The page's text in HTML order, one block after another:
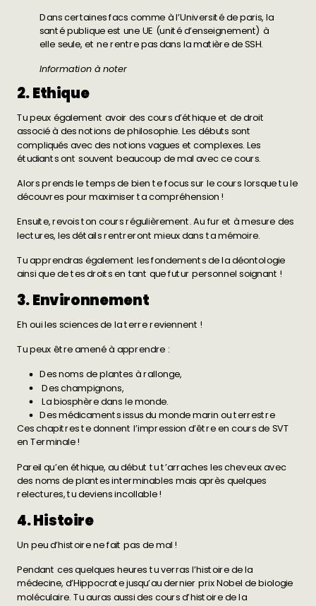
Dans certaines facs comme à l’Université de paris, la
santé publique est une UE (unité d’enseignement) à
elle seule, et ne rentre pas dans la matière de SSH.
Information à noter
2. Ethique
Tu peux également avoir des cours d’éthique et de droit
associé à des notions de philosophie. Les débuts sont
compliqués avec des notions vagues et complexes. Les
étudiants ont souvent beaucoup de mal avec ce cours.
Alors prends le temps de bien te focus sur le cours lorsque tu le
découvres pour maximiser ta compréhension !
Ensuite, revois ton cours régulièrement. Au fur et à mesure des
lectures, les détails rentreront mieux dans ta mémoire.
Tu apprendras également les fondements de ladéontologie
ainsi que de tes droits en tant que futur personnel soignant !
3. Environnement
Eh oui les sciences de la terre reviennent !
Tu peux être amené à apprendre :
Des noms de plantes à rallonge,
Des champignons,
La biosphère dans le monde.
Des médicaments issus du monde marin ou terrestre
Ces chapitres te donnent l’impression d’être en cours de SVT
en Terminale !
Pareil qu’en éthique, au début tu t’arraches les cheveux avec
des noms de plantes interminables mais après quelques
relectures, tu deviens incollable !
4. Histoire
Un peu d’histoire ne fait pas de mal !
Pendant ces quelques heures tu verras l’histoire de la
médecine, d’Hippocrate jusqu’au dernier prix Nobel de biologie
moléculaire. Tu auras aussi des cours d’histoire de la